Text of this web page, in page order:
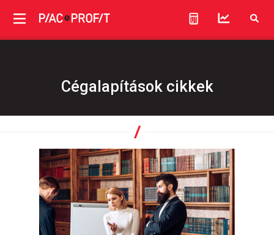
Cégalapítások cikkek